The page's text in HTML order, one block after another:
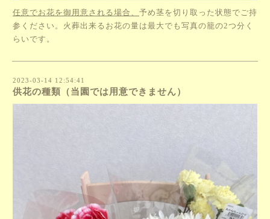
任意でお花を御用意される場合、 予め茎を切り取った状態でご持
参ください。火葬出来るお花の量は最大でも写真の籠の2つ分く
らいです。
2023-03-14 12:54:41
供花の種類（当園では用意できません）